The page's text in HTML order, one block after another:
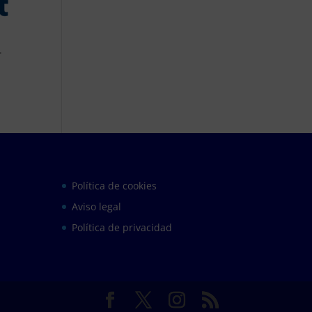
Política de cookies
Aviso legal
Política de privacidad